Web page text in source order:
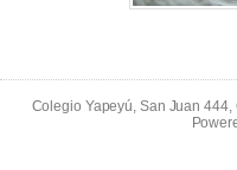
Colegio Yapeyú, San Juan